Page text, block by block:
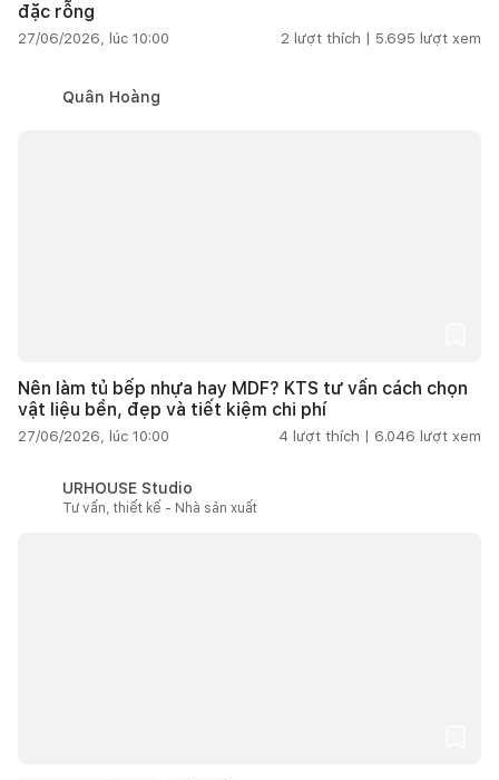
đặc rỗng
27/06/2026, lúc 10:00 2 lượt thích | 5.695 lượt xem
Quân Hoàng
Nên làm tủ bếp nhựa hay MDF? KTS tư vấn cách chọn
vật liệu bền, đẹp và tiết kiệm chi phí
27/06/2026, lúc 10:00 4 lượt thích | 6.046 lượt xem
URHOUSE Studio
Tư vấn, thiết kế - Nhà sản xuất